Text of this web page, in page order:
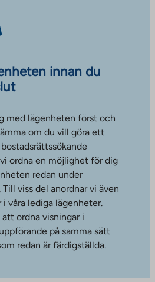
innan du
med lägenheten först och
om du vill göra ett
ordna en möjlighet för dig
redan under
viss del anordnar vi även
i våra lediga lägenheter.
ordna visningar i
på samma sätt
redan är färdigställda.